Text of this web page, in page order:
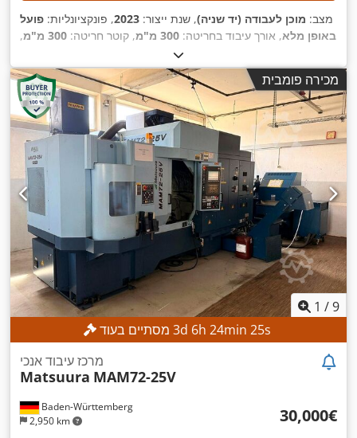
מצב: מוכן לעבודה (יד שניה), שנת ייצור: 2023, פונקציונליות: פועל
באופן מלא, אורך עיבוד בחריטה: 300 מ"מ , קוטר חריטה: 300 מ"מ
,
, מהירות ציר (מקסימלית):
בקר:FANUC CNC,
מכירה פומבית
1 /9
3d 6h 24min 23s
Baden-Württemberg
2,950 km
מרכז עיבוד אנכי
Matsuura MAM72-25V
‏30,000 ‏€